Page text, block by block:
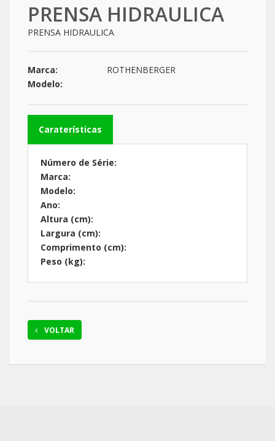
PRENSA HIDRAULICA
PRENSA HIDRAULICA
Marca:
ROTHENBERGER
Modelo:
Caraterísticas
Número de Série:
Marca:
Modelo:
Ano:
Altura (cm):
Largura (cm):
Comprimento (cm):
Peso (kg):
VOLTAR